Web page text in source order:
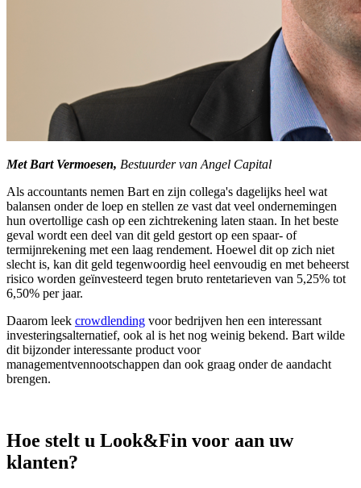
Met Bart Vermoesen, Bestuurder van Angel Capital
Als accountants nemen Bart en zijn collega's dagelijks heel wat
balansen onder de loep en stellen ze vast dat veel ondernemingen
hun overtollige cash op een zichtrekening laten staan. In het beste
geval wordt een deel van dit geld gestort op een spaar- of
termijnrekening met een laag rendement. Hoewel dit op zich niet
slecht is, kan dit geld tegenwoordig heel eenvoudig en met beheerst
risico worden geïnvesteerd tegen bruto rentetarieven van 5,25% tot
6,50% per jaar.
Daarom leek crowdlending voor bedrijven hen een interessant
investeringsalternatief, ook al is het nog weinig bekend. Bart wilde
dit bijzonder interessante product voor
managementvennootschappen dan ook graag onder de aandacht
brengen.
Hoe stelt u Look&Fin voor aan uw
klanten?